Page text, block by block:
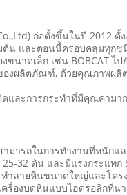
ก่อตั้งขึ้นในปี 2012 ตั้
น และตอนนี้ครอบคลุมทุก
นาดเล็ก เช่น BOBCAT ไ
ของผลิตภัณฑ์, ด้วยคุณภาพ
ละการกระทําที่มีคุณค่าม
มารถในการทํางานที่หนั
32 ตัน และมีแรงกระแ
าลายหินขนาดใหญ่และโค
องบดหินแบบไฮดรอลิกที่น่